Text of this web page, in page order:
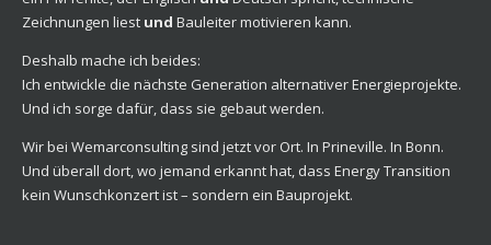
Zeichnungen liest und Bauleiter motivieren kann.
Deshalb mache ich beides:
Ich entwickle die nächste Generation alternativer Energieprojekte.
Und ich sorge dafür, dass sie gebaut werden.
Wir bei Wemarconsulting sind jetzt vor Ort. In Prineville. In Bonn.
Und überall dort, wo jemand erkannt hat, dass Energy Transition
kein Wunschkonzert ist – sondern ein Bauprojekt.